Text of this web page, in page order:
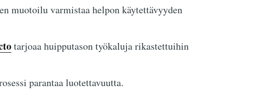
muotoilu varmistaa helpon käytettävyyden
tarjoaa huipputason työkaluja rikastettuihin
parantaa luotettavuutta.